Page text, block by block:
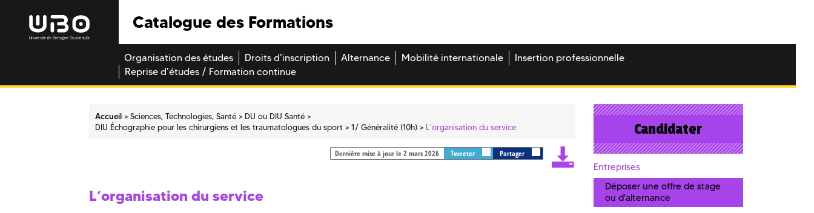
Catalogue des Formations
Organisation des études Droits d'inscription Alternance Mobilité internationale
Insertion professionnelle
Reprise d'études / Formation continue
Accueil Sciences, Technologies, Santé
DU ou DIU Santé
DIU Échographie pour les chirurgiens et les traumatologues du sport
1/ Généralité (10h) L’organisation du service
Dernière mise à jour le 2 mars 2026 Tweeter Partager
L’organisation du service
Candidater
Entreprises
Déposer une offre de stage
ou d'alternance